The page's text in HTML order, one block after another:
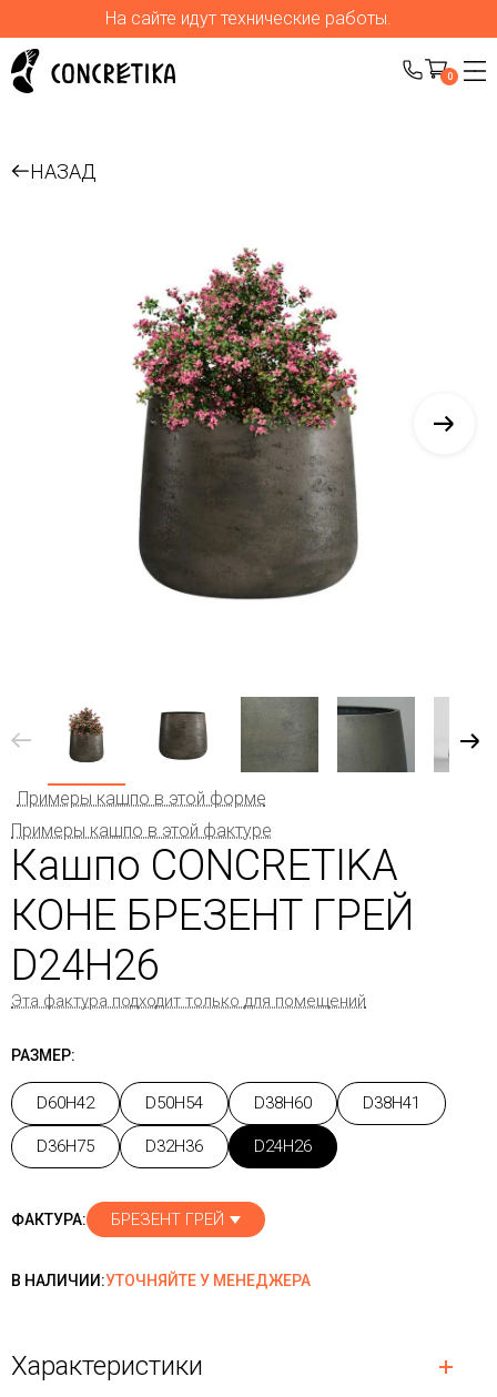
На сайте идут технические работы.
0
НАЗАД
Примеры кашпо в этой форме
Примеры кашпо в этой фактуре
Кашпо CONCRETIKA
КОНЕ БРЕЗЕНТ ГРЕЙ
D24H26
Эта фактура подходит только для помещений
РАЗМЕР:
D60H42 D50H54 D38H60 D38H41
D36H75 D32H36 D24H26
ФАКТУРА: БРЕЗЕНТ ГРЕЙ
В НАЛИЧИИ:УТОЧНЯЙТЕ У МЕНЕДЖЕРА
Характеристики